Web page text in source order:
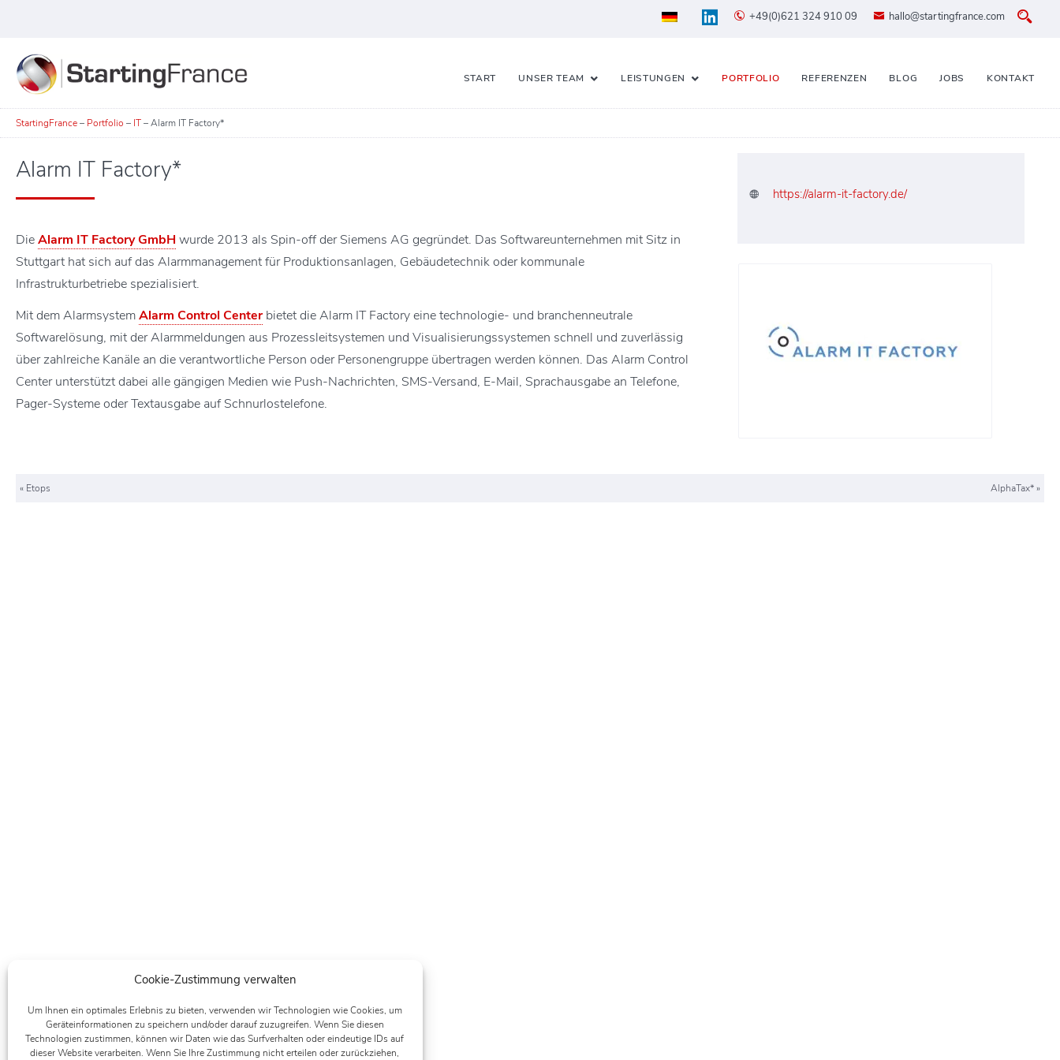
Cookie-Zustimmung verwalten
Um Ihnen ein optimales Erlebnis zu bieten, verwenden wir Technologien wie Cookies, um
Geräteinformationen zu speichern und/oder darauf zuzugreifen. Wenn Sie diesen
Technologien zustimmen, können wir Daten wie das Surfverhalten oder eindeutige IDs auf
dieser Website verarbeiten. Wenn Sie Ihre Zustimmung nicht erteilen oder zurückziehen,
+49(0)621 324 910 09 hallo@startingfrance.com
START UNSER TEAM LEISTUNGEN PORTFOLIO REFERENZEN BLOG JOBS KONTAKT
StartingFrance– Portfolio – IT–Alarm IT Factory*
Alarm IT Factory*
DieAlarm IT Factory GmbH wurde 2013 als Spin-off der Siemens AG gegründet. Das Softwareunternehmen mit Sitz in
Stuttgart hat sich auf das Alarmmanagement für Produktionsanlagen, Gebäudetechnik oder kommunale
Infrastrukturbetriebe spezialisiert.
Mit dem AlarmsystemAlarm Control Centerbietet die Alarm IT Factory eine technologie- und branchenneutrale
Softwarelösung, mit der Alarmmeldungen aus Prozessleitsystemen und Visualisierungssystemen schnell und zuverlässig
über zahlreiche Kanäle an die verantwortliche Person oder Personengruppe übertragen werden können. Das Alarm Control
Center unterstützt dabei alle gängigen Medien wie Push-Nachrichten, SMS-Versand, E-Mail, Sprachausgabe an Telefone,
Pager-Systeme oder Textausgabe auf Schnurlostelefone.
https://alarm-it-factory.de/
« Etops AlphaTax*»